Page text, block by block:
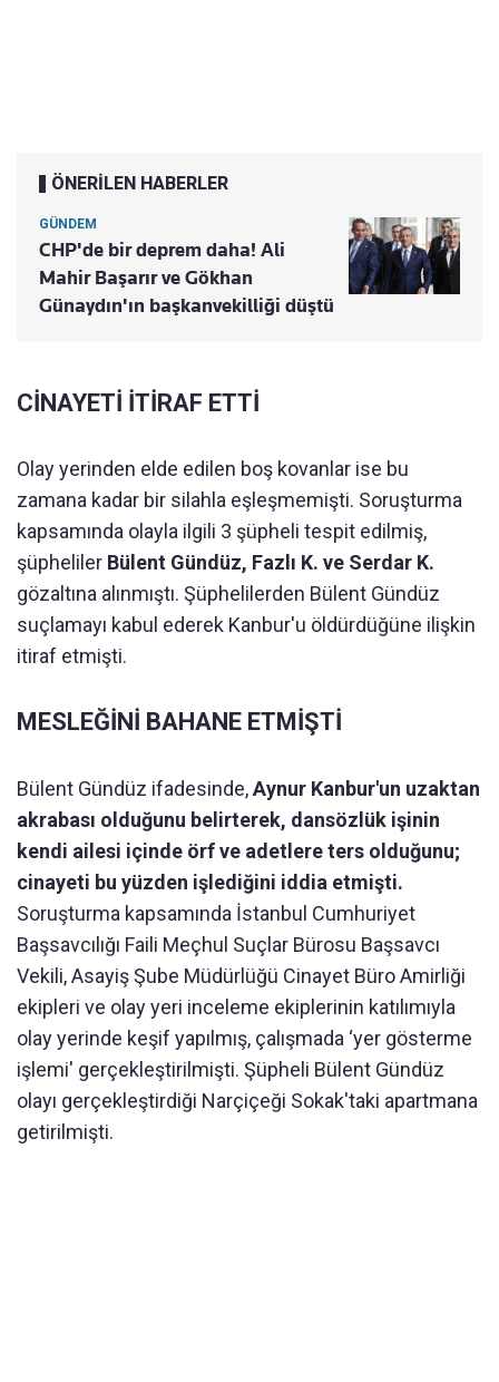
ÖNERİLEN HABERLER
GÜNDEM
CHP'de bir deprem daha! Ali
Mahir Başarır ve Gökhan
Günaydın'ın başkanvekilliği düştü
CİNAYETİ İTİRAF ETTİ
Olay yerinden elde edilen boş kovanlar ise bu
zamana kadar bir silahla eşleşmemişti. Soruşturma
kapsamında olayla ilgili 3 şüpheli tespit edilmiş,
şüpheliler Bülent Gündüz, Fazlı K. ve Serdar K.
gözaltına alınmıştı. Şüphelilerden Bülent Gündüz
suçlamayı kabul ederek Kanbur'u öldürdüğüne ilişkin
itiraf etmişti.
MESLEĞİNİ BAHANE ETMİŞTİ
Bülent Gündüz ifadesinde,Aynur Kanbur'un uzaktan
akrabası olduğunu belirterek, dansözlük işinin
kendi ailesi içinde örf ve adetlere ters olduğunu;
cinayeti bu yüzden işlediğini iddia etmişti.
Soruşturma kapsamında İstanbul Cumhuriyet
Başsavcılığı Faili Meçhul Suçlar Bürosu Başsavcı
Vekili, Asayiş Şube Müdürlüğü Cinayet Büro Amirliği
ekipleri ve olay yeri inceleme ekiplerinin katılımıyla
olay yerinde keşif yapılmış, çalışmada ‘yer gösterme
işlemi' gerçekleştirilmişti. Şüpheli Bülent Gündüz
olayı gerçekleştirdiği Narçiçeği Sokak'taki apartmana
getirilmişti.